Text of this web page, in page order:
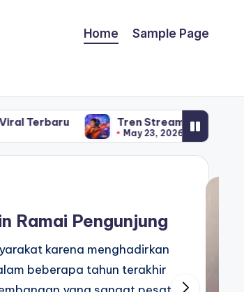
Home Sample Page
Tren Streaming Musik Mei 2026 Naik
May 23, 2026
Ramai Pengunjung
karena menghadirkan
beberapa tahun terakhir